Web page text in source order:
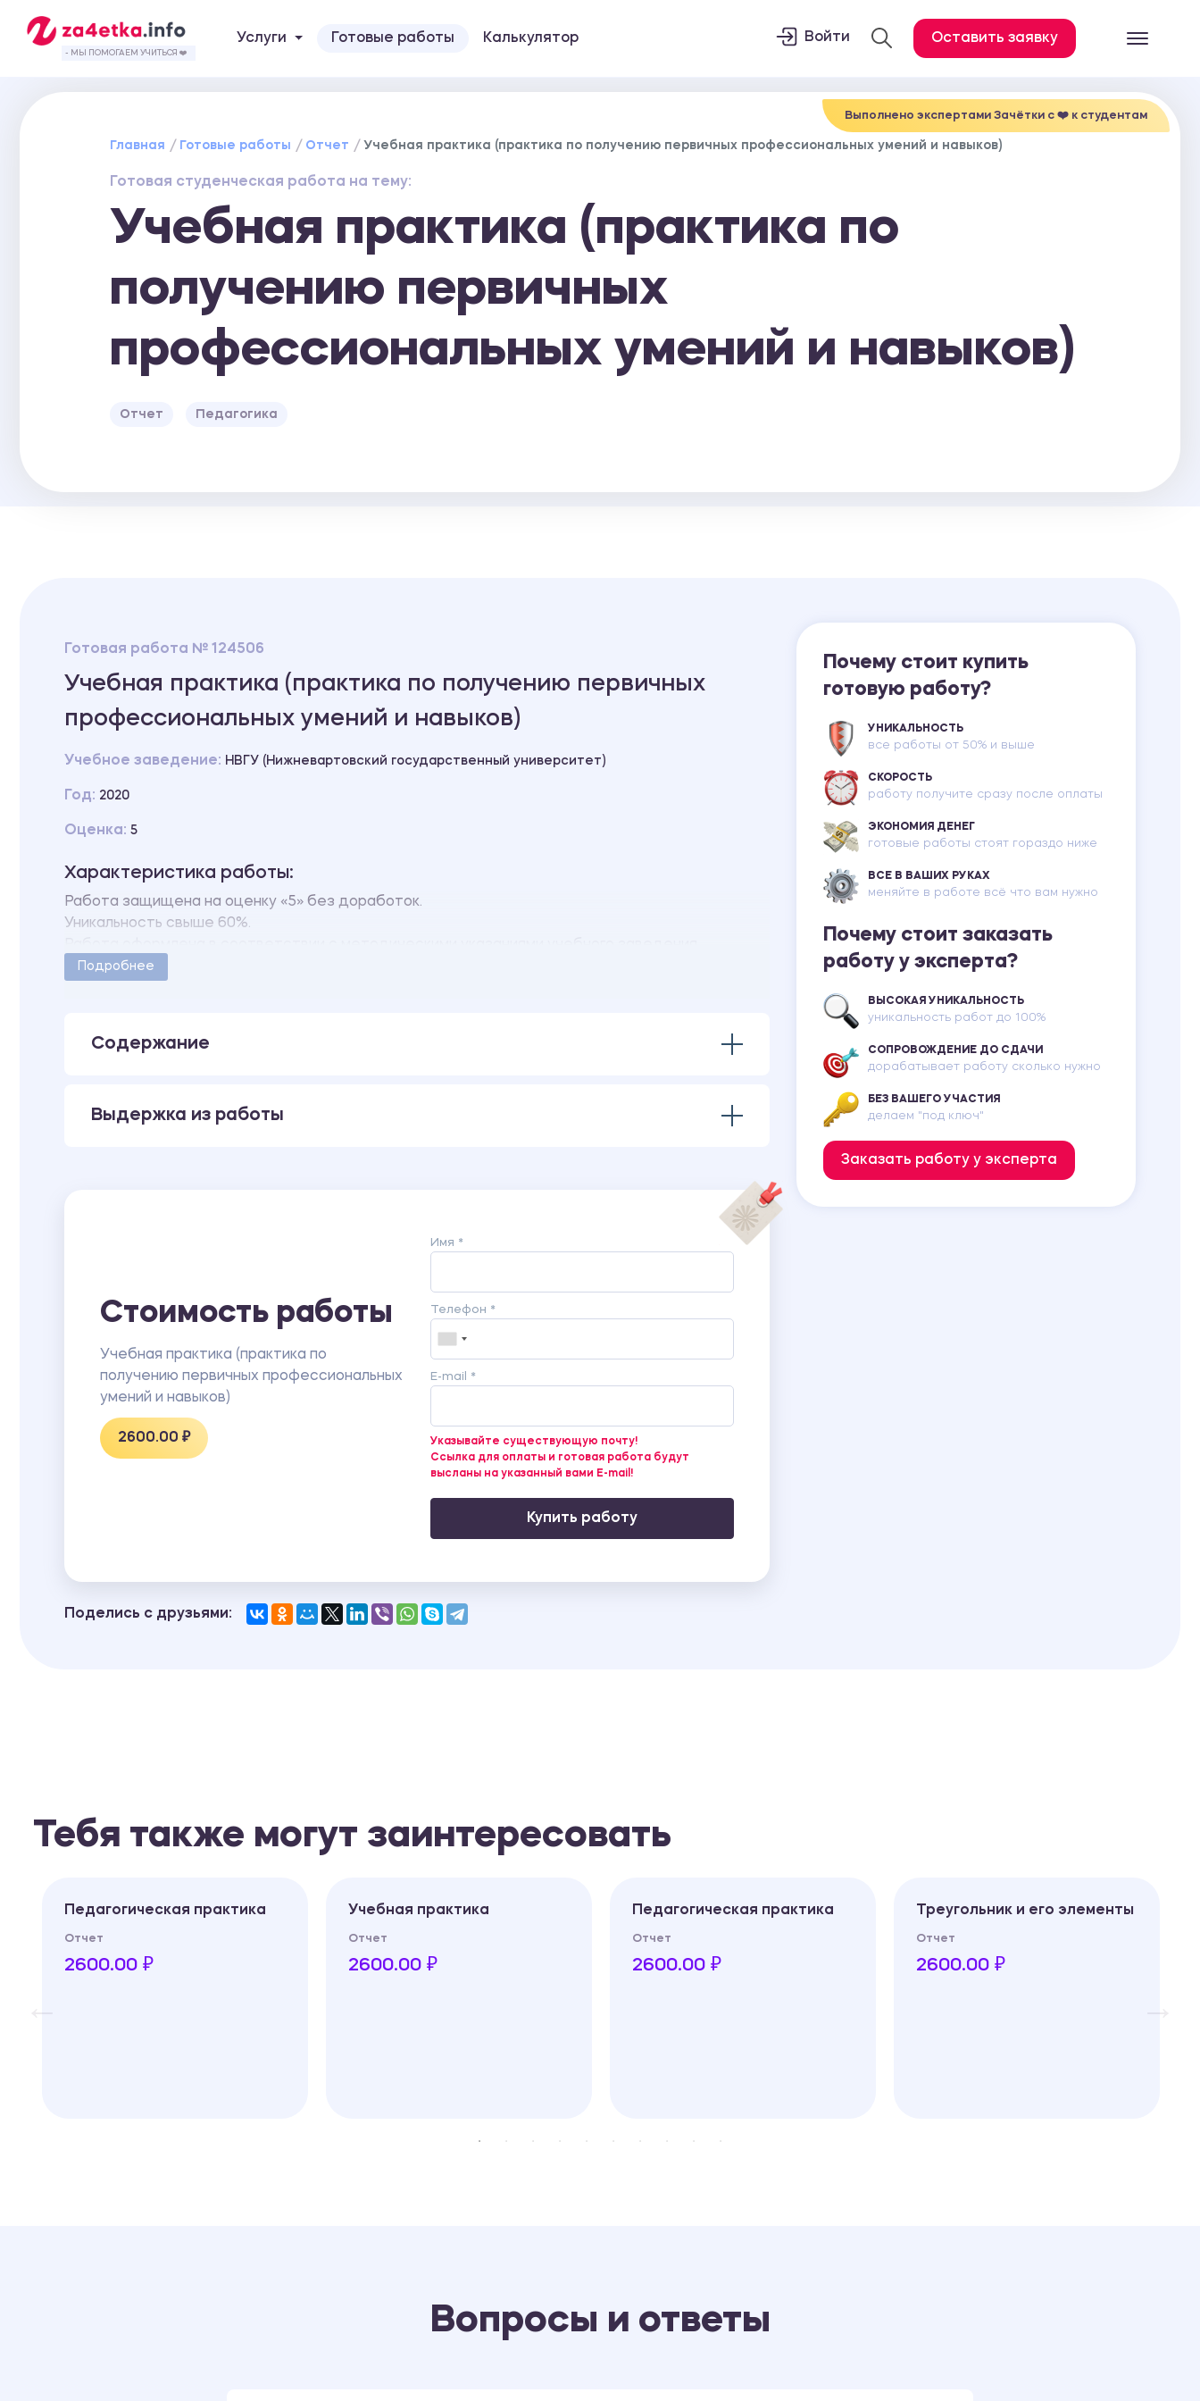
Все услуги
Диссертация
План-конспект
- МЫ ПОМОГАЕМ УЧИТЬСЯ ❤️
Услуги Готовые работы Калькулятор Войти Оставить заявку
Выполнено экспертами Зачётки c ❤️ к студентам
Главная Готовые работы Отчет Учебная практика (практика по получению первичных профессиональных умений и навыков)
Готовая студенческая работа на тему:
Учебная практика (практика по
получению первичных
профессиональных умений и навыков)
Отчет Педагогика
Готовая работа № 124506
Учебная практика (практика по получению первичных
профессиональных умений и навыков)
Учебное заведение: НВГУ (Нижневартовский государственный университет)
Год: 2020
Оценка: 5
Характеристика работы:
Работа защищена на оценку «5» без доработок.
Уникальность свыше 60%.
Количество страниц - 181.
Подробнее
Содержание
Выдержка из работы
Стоимость работы
Учебная практика (практика по
получению первичных профессиональных
умений и навыков)
2600.00 ₽
Имя *
Телефон *
E-mail *
Указывайте существующую почту!
Ссылка для оплаты и готовая работа будут
высланы на указанный вами E-mail!
Купить работу
Почему стоит купить
готовую работу?
УНИКАЛЬНОСТЬ
все работы от 50% и выше
СКОРОСТЬ
работу получите сразу после оплаты
ЭКОНОМИЯ ДЕНЕГ
готовые работы стоят гораздо ниже
ВСЕ В ВАШИХ РУКАХ
меняйте в работе всё что вам нужно
Почему стоит заказать
работу у эксперта?
ВЫСОКАЯ УНИКАЛЬНОСТЬ
уникальность работ до 100%
СОПРОВОЖДЕНИЕ ДО СДАЧИ
дорабатывает работу сколько нужно
БЕЗ ВАШЕГО УЧАСТИЯ
делаем "под ключ"
Заказать работу у эксперта
Поделись с друзьями:
Тебя также могут заинтересовать
Педагогическая практика
Отчет
2600.00 ₽
Учебная практика
Отчет
2600.00 ₽
Педагогическая практика
Отчет
2600.00 ₽
Треугольник и его элементы
Отчет
2600.00 ₽
Вопросы и ответы